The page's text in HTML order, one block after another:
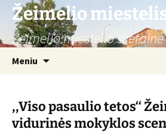
Žeimelio
Žeimelio miestelio svetainė
Meniu
,,Viso pasaulio tetos‘‘
vidurinės mokyklos